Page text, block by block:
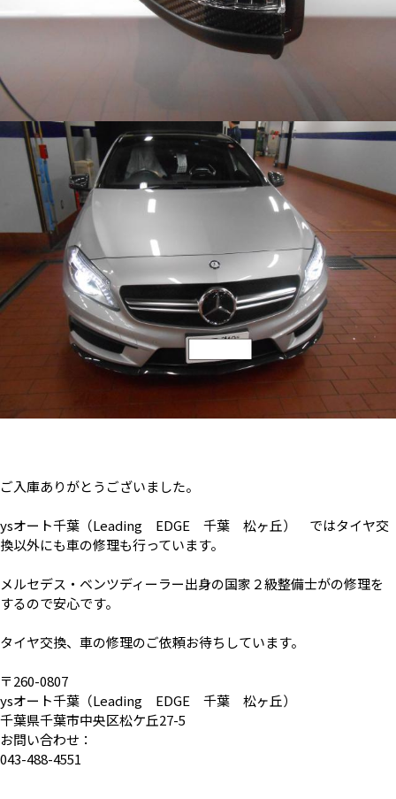
ご入庫ありがとうございました。
ysオート千葉（Leading EDGE 千葉 松ヶ丘） ではタイヤ交
換以外にも車の修理も行っています。
メルセデス・ベンツディーラー出身の国家２級整備士がの修理を
するので安心です。
タイヤ交換、車の修理のご依頼お待ちしています。
〒260-0807
ysオート千葉（Leading EDGE 千葉 松ヶ丘）
千葉県千葉市中央区松ケ丘27-5
お問い合わせ：
043-488-4551